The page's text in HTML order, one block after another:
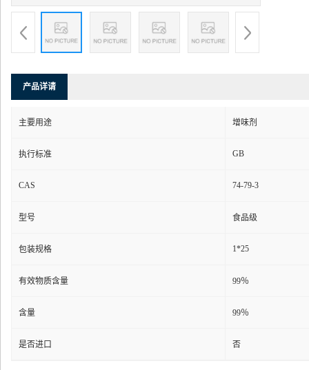
产品详请
主要用途 增味剂
执行标准 GB
CAS 74-79-3
型号 食品级
包装规格 1*25
有效物质含量 99％
含量 99％
是否进口 否